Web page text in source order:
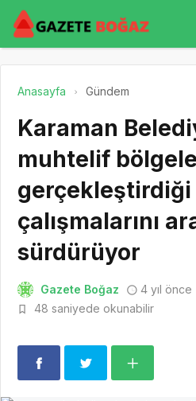
Anasayfa Gündem
Karaman
muhtelif
gerçekleştirdiği
çalışmalarını
sürdürüyor
Gazete Boğaz 4 yıl önce
48 saniyede okunabilir